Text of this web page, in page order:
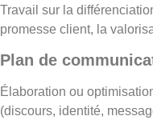
Travail sur la
promesse client, la
Plan de
Élaboration ou
(discours, identité,